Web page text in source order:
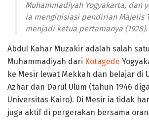
Muhammadiyah Yogyakarta, dan
ia menginisiasi pendirian Majelis
menjadi ketua pertamanya (1928).
Abdul Kahar Muzakir adalah salah
Muhammadiyah dari Kotagede
ke Mesir lewat Mekkah dan belajar di
Azhar dan Darul Ulum (tahun 1946
Universitas Kairo). Di Mesir ia tidak
juga aktif di pergerakan bersama